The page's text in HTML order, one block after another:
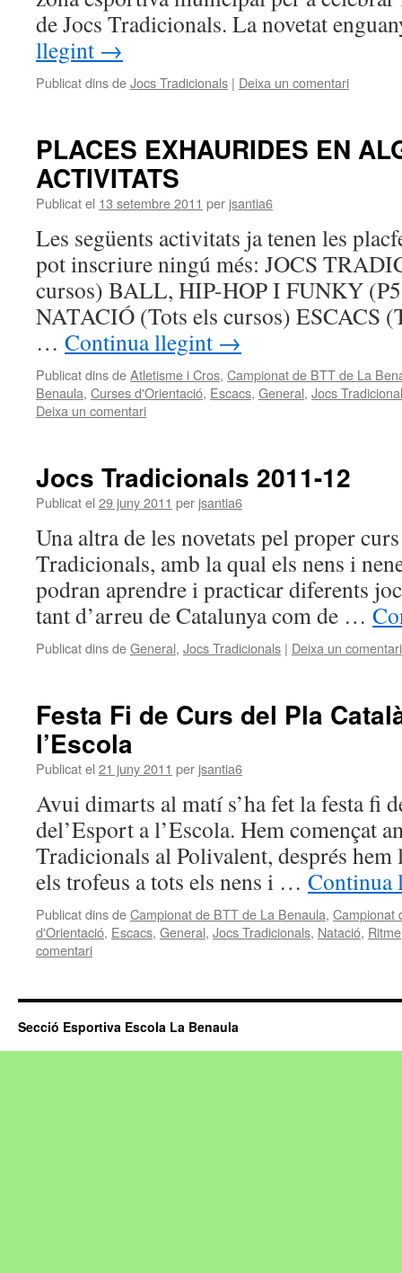
de Jocs Tradicionals. La novetat
llegint →
Publicat dins deJocs Tradicionals | Deixa un comentari
PLACES EXHAURIDES EN
ACTIVITATS
Publicat el 13 setembre 2011 per jsantia6
Les següents activitats ja tenen les
pot inscriure ningú més: JOCS
cursos) BALL, HIP-HOP I FUNKY
NATACIÓ (Tots els cursos) ESCACS
… Continua llegint →
Publicat dins deAtletisme i Cros, Campionat de BTT de La
Benaula, Curses d'Orientació, Escacs, General, Jocs
Deixa un comentari
Jocs Tradicionals 2011-12
Publicat el 29 juny 2011 per jsantia6
Una altra de les novetats pel proper
Tradicionals, amb la qual els nens i
podran aprendre i practicar diferents
tant d’arreu de Catalunya com de …
Publicat dins deGeneral, Jocs Tradicionals | Deixa un comentari
Festa Fi de Curs del Pla
l’Escola
Publicat el 21 juny 2011 per jsantia6
Avui dimarts al matí s’ha fet la festa fi
del’Esport a l’Escola. Hem començat
Tradicionals al Polivalent, després
els trofeus a tots els nens i …
Publicat dins deCampionat de BTT de La Benaula, Campionat
d'Orientació, Escacs, General, Jocs Tradicionals, Natació,
comentari
Secció Esportiva Escola La Benaula